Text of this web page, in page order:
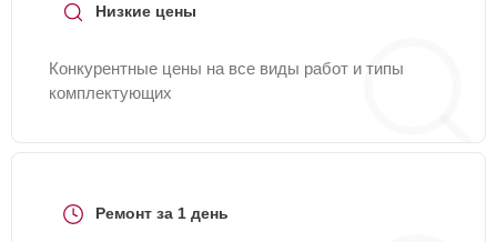
Низкие цены
Конкурентные цены на все виды работ и типы
комплектующих
Ремонт за 1 день